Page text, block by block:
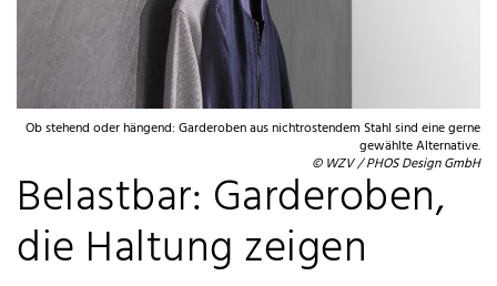
Ob stehend oder hängend: Garderoben aus nichtrostendem Stahl sind eine gerne
gewählte Alternative.
© WZV / PHOS Design GmbH
Belastbar: Garderoben,
die Haltung zeigen